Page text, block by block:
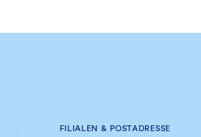
FILIALEN & POSTADRESSE